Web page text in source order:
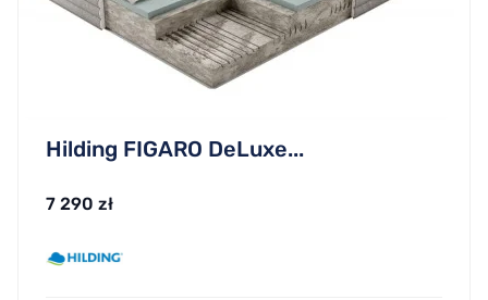
Hilding FIGARO DeLuxe...
7 290 zł